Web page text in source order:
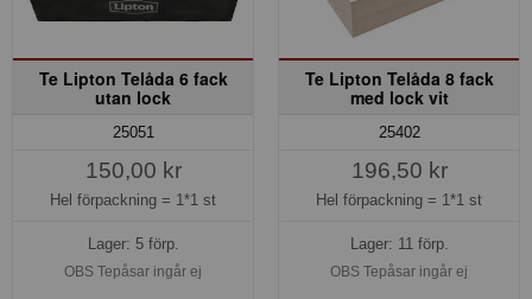
Te Lipton Telåda 6 fack
utan lock
25051
150,00 kr
Hel förpackning = 1*1 st
Lager: 5 förp.
OBS Tepåsar ingår ej
Te Lipton Telåda 8 fack
med lock vit
25402
196,50 kr
Hel förpackning = 1*1 st
Lager: 11 förp.
OBS Tepåsar ingår ej